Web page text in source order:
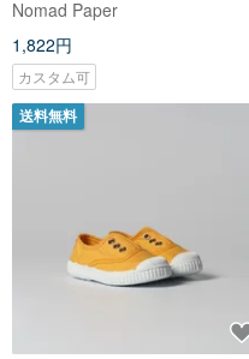
ドカラー。
Nomad Paper
1,822円
カスタム可
送料無料